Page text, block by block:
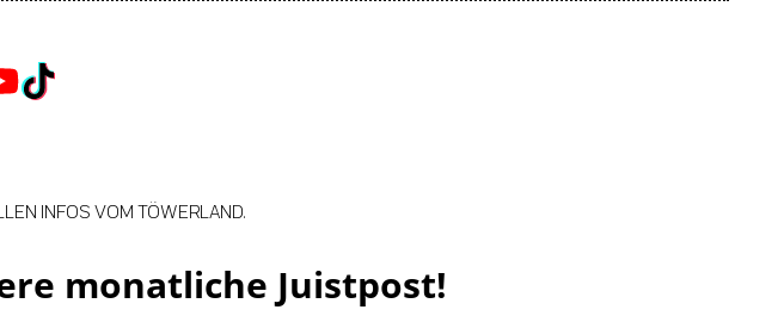
monatliche Juistpost!
INFOS VOM TÖWERLAND.